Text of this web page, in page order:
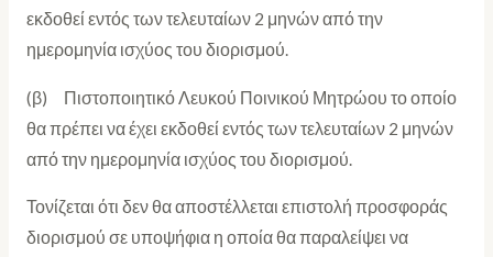
εκδοθεί εντός των τελευταίων 2 μηνών από την
ημερομηνία ισχύος του διορισμού.
(β) Πιστοποιητικό Λευκού Ποινικού Μητρώου το οποίο
θα πρέπει να έχει εκδοθεί εντός των τελευταίων 2 μηνών
από την ημερομηνία ισχύος του διορισμού.
Τονίζεται ότι δεν θα αποστέλλεται επιστολή προσφοράς
διορισμού σε υποψήφια η οποία θα παραλείψει να